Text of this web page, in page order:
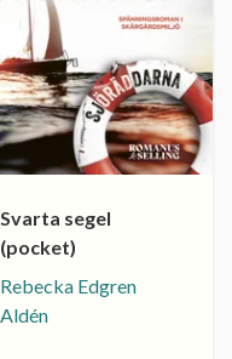
Svarta segel
(pocket)
Rebecka Edgren
Aldén